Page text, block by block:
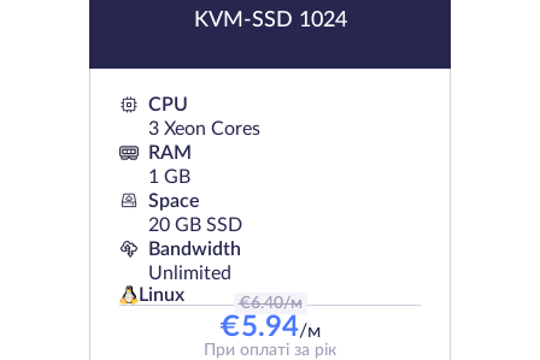
KVM-SSD 1024
CPU
3 Xeon Cores
RAM
1 GB
Space
20 GB SSD
Bandwidth
Unlimited
Linux
€6.40/м
€5.94/м
При оплаті за рік